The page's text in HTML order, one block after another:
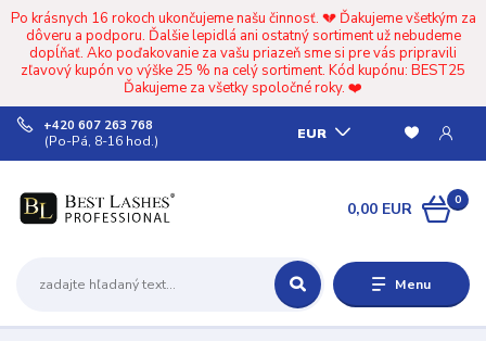
Po krásnych 16 rokoch ukončujeme našu činnosť. 💔 Ďakujeme všetkým za
dôveru a podporu. Ďalšie lepidlá ani ostatný sortiment už nebudeme
dopĺňať. Ako poďakovanie za vašu priazeň sme si pre vás pripravili
zľavový kupón vo výške 25 % na celý sortiment. Kód kupónu: BEST25
Ďakujeme za všetky spoločné roky. ❤️
Menu
EUR
+420 607 263 768
(Po-Pá, 8-16 hod.)
0
0,00 EUR